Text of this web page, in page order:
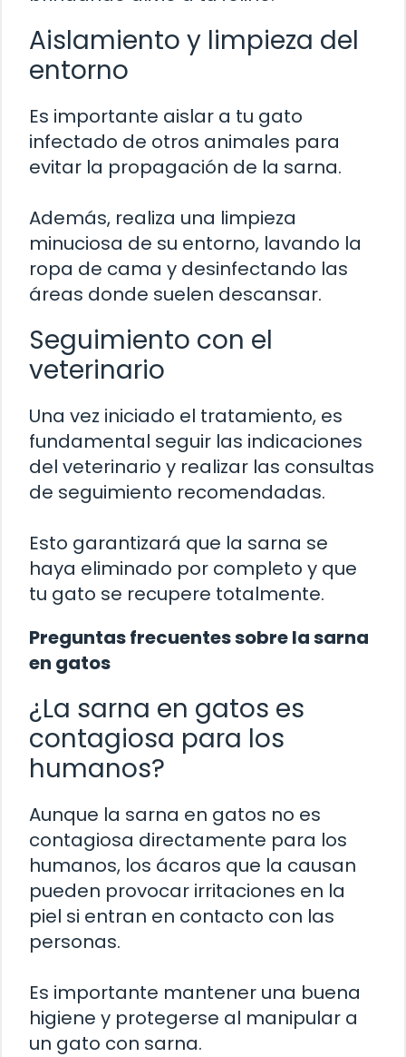
Aislamiento y limpieza del
entorno
Es importante aislar a tu gato
infectado de otros animales para
evitar la propagación de la sarna.
Además, realiza una limpieza
minuciosa de su entorno, lavando la
ropa de cama y desinfectando las
áreas donde suelen descansar.
Seguimiento con el
veterinario
Una vez iniciado el tratamiento, es
fundamental seguir las indicaciones
del veterinario y realizar las consultas
de seguimiento recomendadas.
Esto garantizará que la sarna se
haya eliminado por completo y que
tu gato se recupere totalmente.
Preguntas frecuentes sobre la sarna
en gatos
¿La sarna en gatos es
contagiosa para los
humanos?
Aunque la sarna en gatos no es
contagiosa directamente para los
humanos, los ácaros que la causan
pueden provocar irritaciones en la
piel si entran en contacto con las
personas.
Es importante mantener una buena
higiene y protegerse al manipular a
un gato con sarna.